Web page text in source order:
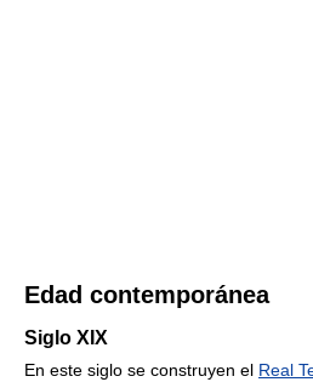
Edad contemporánea
Siglo XIX
En este siglo se construyen el Real